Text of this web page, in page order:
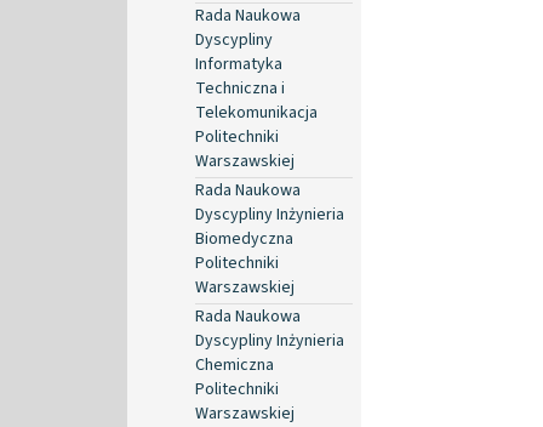
Rada Naukowa
Dyscypliny
Informatyka
Techniczna i
Telekomunikacja
Politechniki
Warszawskiej
Rada Naukowa
Dyscypliny Inżynieria
Biomedyczna
Politechniki
Warszawskiej
Rada Naukowa
Dyscypliny Inżynieria
Chemiczna
Politechniki
Warszawskiej